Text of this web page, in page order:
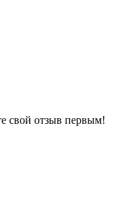
свой отзыв первым!